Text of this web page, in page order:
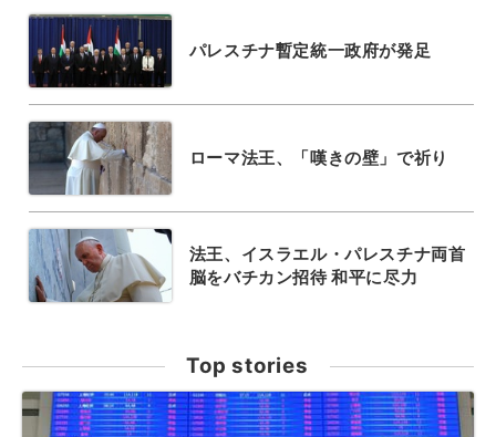
パレスチナ暫定統一政府が発足
ローマ法王、「嘆きの壁」で祈り
法王、イスラエル・パレスチナ両首
脳をバチカン招待 和平に尽力
Top stories